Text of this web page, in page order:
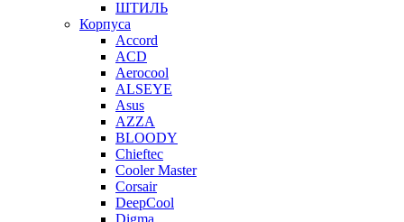
ШТИЛЬ
Корпуса
Accord
ACD
Aerocool
ALSEYE
Asus
AZZA
BLOODY
Chieftec
Cooler Master
Corsair
DeepCool